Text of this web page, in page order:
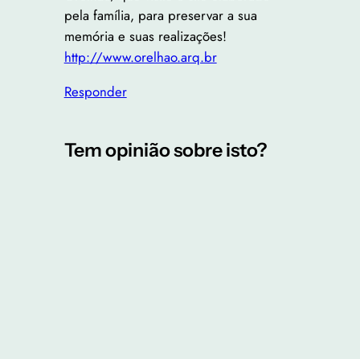
pela família, para preservar a sua
memória e suas realizações!
http://www.orelhao.arq.br
Responder
Tem opinião sobre isto?